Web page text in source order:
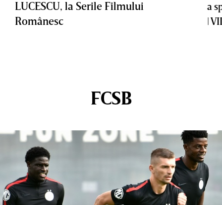
LUCESCU, la Serile Filmului
Românesc
a
|
FCSB